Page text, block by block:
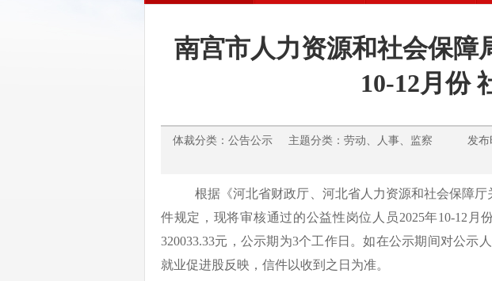
南宫市人力资源和社会保障
10-12月份
体裁分类：公告公示 主题分类：劳动、人事、监察 发布
根据《河北省财政厅、河北省人力资源和社会保障厅
件规定，现将审核通过的公益性岗位人员2025年10-12
320033.33元，公示期为3个工作日。如在公示期间对公
就业促进股反映，信件以收到之日为准。